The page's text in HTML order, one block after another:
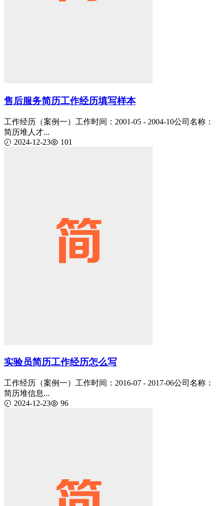
售后服务简历工作经历填写样本
工作经历（案例一）工作时间：2001-05 - 2004-10公司名称：
简历堆人才...
2024-12-23
101
实验员简历工作经历怎么写
工作经历（案例一）工作时间：2016-07 - 2017-06公司名称：
简历堆信息...
2024-12-23
96